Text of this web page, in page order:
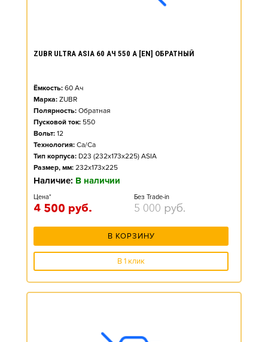
ZUBR ULTRA ASIA 60 АЧ 550 А [EN] ОБРАТНЫЙ
Ёмкость: 60 Ач
Марка: ZUBR
Полярность: Обратная
Пусковой ток: 550
Вольт: 12
Технология: Ca/Ca
Тип корпуса: D23 (232x173x225) ASIA
Размер, мм: 232x173x225
Наличие: В наличии
Цена*
4 500 руб.
Без Trade-in
5 000 руб.
В КОРЗИНУ
В 1 клик